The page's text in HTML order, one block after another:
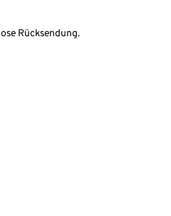
Rücksendung.